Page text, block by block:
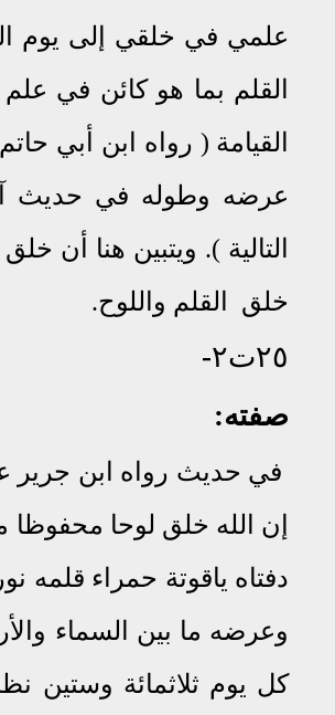
علمي في خلقي إلى يوم
القلم بما هو كائن في علم
القيامة ( رواه ابن أبي
عرضه وطوله في حديث
التالية ). ويتبين هنا أن
خلق القلم واللوح.
٢٥ت٢
-
في حديث رواه ابن جرير
إن الله خلق لوحا محفوظا
دفتاه ياقوتة حمراء قلمه
وعرضه ما بين السماء
كل يوم ثلاثمائة وستين